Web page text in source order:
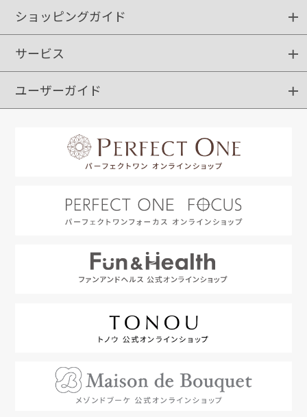
ショッピングガイド
ショッピングガイド
ご注文方法
送料・配送
クーポンご利用方法
サービス
定期購入
ポイントサービス
お知らせメール
ユーザーガイド